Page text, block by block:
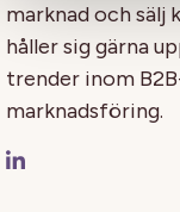
marknad och sälj
håller sig gärna
trender inom
marknadsföring.